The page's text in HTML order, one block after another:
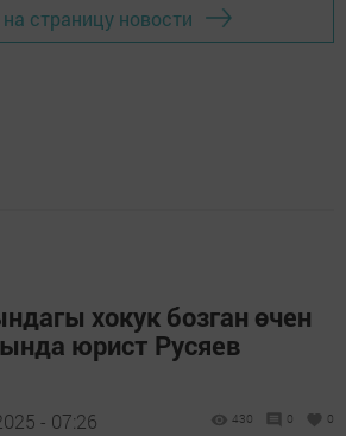
страницу новости
хокук бозган өчен
юрист Русяев
- 07:26 430 0 0